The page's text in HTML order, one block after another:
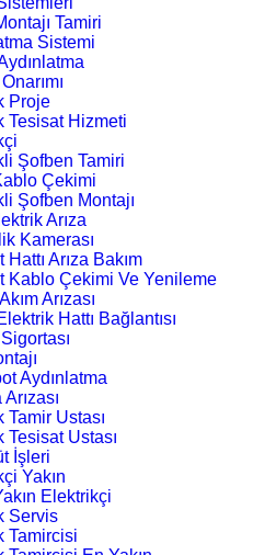
Tamiri
Sistemi
Proje
Tesisat Hizmeti
Şofben Tamiri
Çekimi
Şofben Montajı
Arıza
Kamerası
Arıza Bakım
Kablo Çekimi Ve Yenileme
Arızası
Hattı Bağlantısı
Aydınlatma
Ustası
Ustası
İşleri
Yakın
Elektrikçi
Servis
Tamircisi